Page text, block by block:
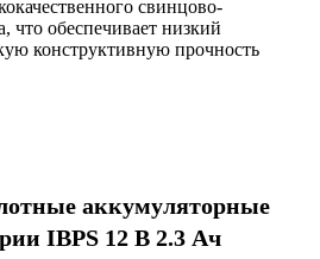
свинцово-
что обеспечивает низкий
конструктивную прочность
аккумуляторные
IBPS 12 В 2.3 Ач